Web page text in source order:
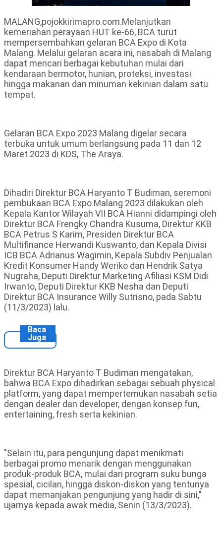
MALANG,pojokkirimapro.com.Melanjutkan
kemeriahan perayaan HUT ke-66, BCA turut
mempersembahkan gelaran BCA Expo di Kota
Malang. Melalui gelaran acara ini, nasabah di Malang
dapat mencari berbagai kebutuhan mulai dari
kendaraan bermotor, hunian, proteksi, investasi
hingga makanan dan minuman kekinian dalam satu
tempat.
Gelaran BCA Expo 2023 Malang digelar secara
terbuka untuk umum berlangsung pada 11 dan 12
Maret 2023 di KDS, The Araya.
Dihadiri Direktur BCA Haryanto T Budiman, seremoni
pembukaan BCA Expo Malang 2023 dilakukan oleh
Kepala Kantor Wilayah VII BCA Hianni didampingi oleh
Direktur BCA Frengky Chandra Kusuma, Direktur KKB
BCA Petrus S Karim, Presiden Direktur BCA
Multifinance Herwandi Kuswanto, dan Kepala Divisi
ICB BCA Adrianus Wagimin, Kepala Subdiv Penjualan
Kredit Konsumer Handy Weriko dan Hendrik Satya
Nugraha, Deputi Direktur Marketing Afiliasi KSM Didi
Irwanto, Deputi Direktur KKB Nesha dan Deputi
Direktur BCA Insurance Willy Sutrisno, pada Sabtu
(11/3/2023) lalu.
Baca
Juga
Direktur BCA Haryanto T Budiman mengatakan,
bahwa BCA Expo dihadirkan sebagai sebuah physical
platform, yang dapat mempertemukan nasabah setia
dengan dealer dan developer, dengan konsep fun,
entertaining, fresh serta kekinian.
"Selain itu, para pengunjung dapat menikmati
berbagai promo menarik dengan menggunakan
produk-produk BCA, mulai dari program suku bunga
spesial, cicilan, hingga diskon-diskon yang tentunya
dapat memanjakan pengunjung yang hadir di sini,"
ujarnya kepada awak media, Senin (13/3/2023).